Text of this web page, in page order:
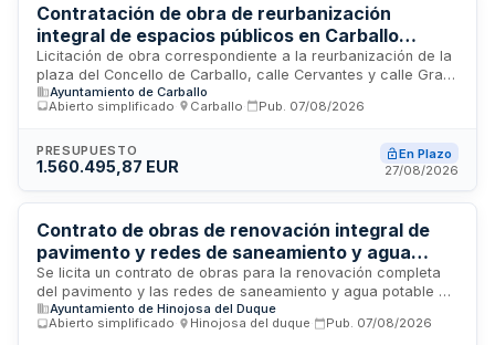
Contratación de obra de reurbanización
integral de espacios públicos en Carballo
cofinanciada por la Unión Europea
Licitación de obra correspondiente a la reurbanización de la
plaza del Concello de Carballo, calle Cervantes y calle Gran
Vía, incluida en el Plan de Actuación Integrado Carballo a
man. El proyecto se ejecuta mediante procedimiento
financiación del Fondo Europeo de Desarrollo Regional en el
marco del Programa Operativo Plurirregional de España para
mediante baja sobre el importe base del proyecto.
Ayuntamiento de Carballo
Abierto simplificado
Carballo Pub. 07/08/2026
PRESUPUESTO
1.560.495,87 EUR
En Plazo
27/08/2026
Contrato de obras de renovación integral de
pavimento y redes de saneamiento y agua
potable en Plaza Duque de Béjar - Hinojosa del
Duque
Se licita un contrato de obras para la renovación completa
del pavimento y las redes de saneamiento y agua potable de
la Plaza Duque de Béjar en Hinojosa del Duque. El
Ayuntamiento de Hinojosa del Duque convoca este
Ayuntamiento de Hinojosa del Duque
Abierto simplificado
Hinojosa del duque Pub. 07/08/2026